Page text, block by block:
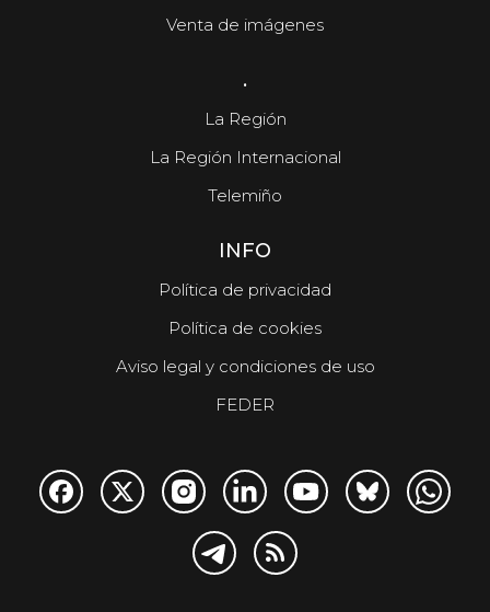
Venta de imágenes
.
La Región
La Región Internacional
Telemiño
INFO
Política de privacidad
Política de cookies
Aviso legal y condiciones de uso
FEDER